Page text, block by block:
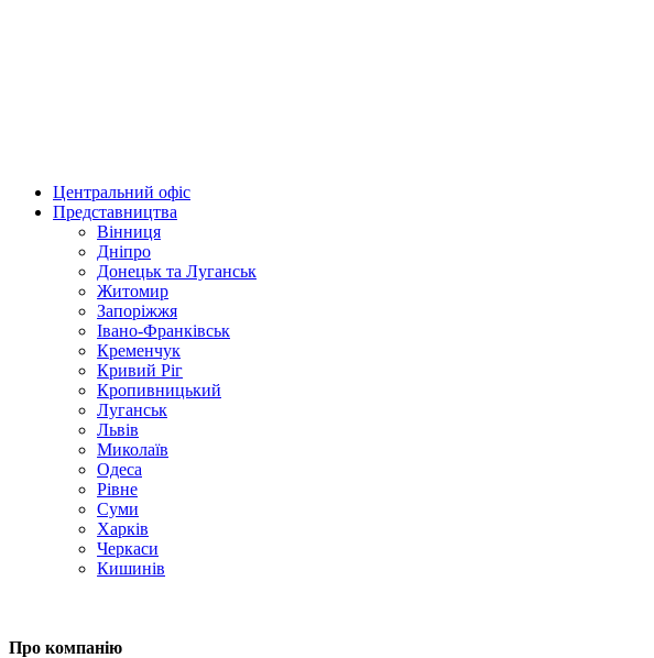
Центральний офіс
Представництва
Вінниця
Дніпро
Донецьк та Луганськ
Житомир
Запоріжжя
Івано-Франківськ
Кременчук
Кривий Ріг
Кропивницький
Луганськ
Львів
Миколаїв
Одеса
Рівне
Суми
Харків
Черкаси
Кишинів
Про компанію